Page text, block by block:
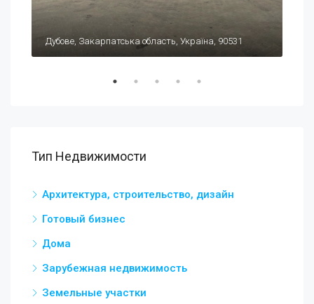
Дубове, Закарпатська область, Україна, 90531
Тип Недвижимости
Архитектура, строительство, дизайн
Готовый бизнес
Дома
Зарубежная недвижимость
Земельные участки